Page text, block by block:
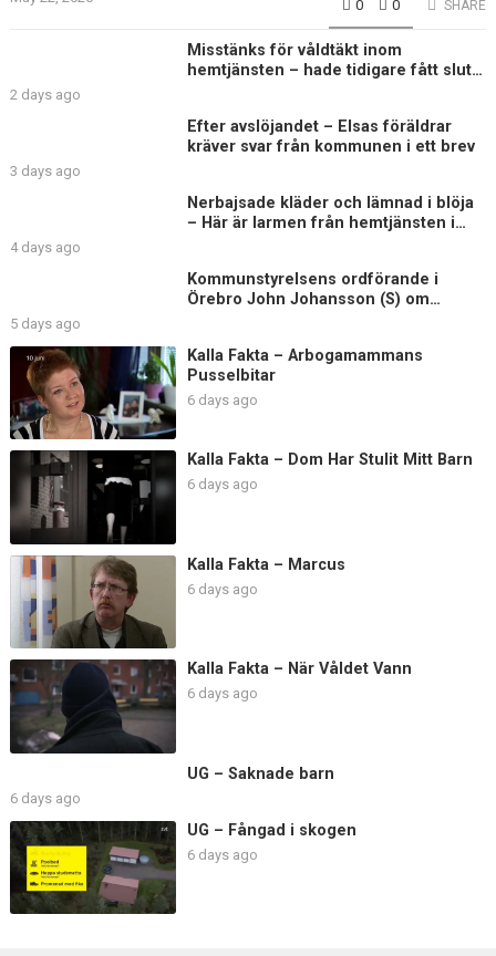
0 0 SHARE
Misstänks för våldtäkt inom
hemtjänsten – hade tidigare fått sluta
2 days ago
Efter avslöjandet – Elsas föräldrar
kräver svar från kommunen i ett brev
3 days ago
Nerbajsade kläder och lämnad i blöja
– Här är larmen från hemtjänsten i
4 days ago
Kommunstyrelsens ordförande i
Örebro John Johansson (S) om
5 days ago
Kalla Fakta – Arbogamammans
Pusselbitar
6 days ago
Kalla Fakta – Dom Har Stulit Mitt Barn
6 days ago
Kalla Fakta – Marcus
6 days ago
Kalla Fakta – När Våldet Vann
6 days ago
UG – Saknade barn
6 days ago
UG – Fångad i skogen
6 days ago